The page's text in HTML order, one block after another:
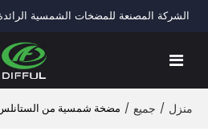
الشركة المصنعة للمضخات الشمسية
منزل / جميع / مضخة شمسية من